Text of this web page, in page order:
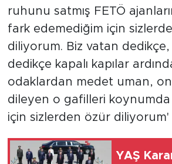
ruhunu satmış FETÖ
fark edemediğim için
diliyorum. Biz vatan
dedikçe kapalı kapılar
odaklardan medet uman,
dileyen o gafilleri koynumda
için sizlerden özür diliyorum'
YAŞ